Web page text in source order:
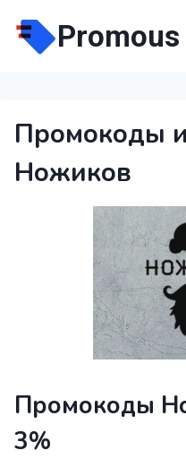
содержимому
Promous
Промокоды
Ножиков
Промокоды
3%